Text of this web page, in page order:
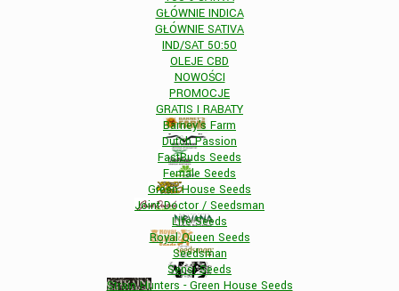
GŁÓWNIE INDICA
GŁÓWNIE SATIVA
IND/SAT 50:50
OLEJE CBD
NOWOŚCI
PROMOCJE
GRATIS I RABATY
Barney's Farm
Dutch Passion
FastBuds Seeds
Female Seeds
Green House Seeds
Joint Doctor / Seedsman
Life Seeds
Royal Queen Seeds
Seedsman
Sensi Seeds
Strain Hunters - Green House Seeds